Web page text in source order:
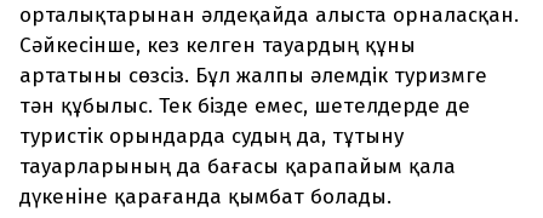
орталықтарынан әлдеқайда алыста орналасқан.
Сәйкесінше, кез келген тауардың құны
артатыны сөзсіз. Бұл жалпы әлемдік туризмге
тән құбылыс. Тек бізде емес, шетелдерде де
туристік орындарда судың да, тұтыну
тауарларының да бағасы қарапайым қала
дүкеніне қарағанда қымбат болады.